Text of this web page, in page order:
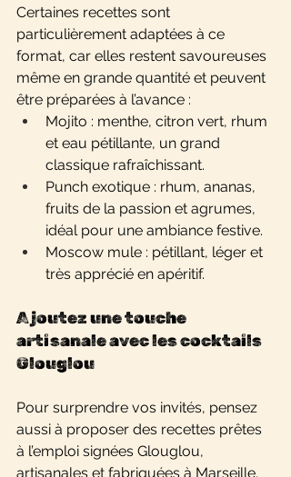
Certaines recettes sont
particulièrement adaptées à ce
format, car elles restent savoureuses
même en grande quantité et peuvent
être préparées à l’avance :
Mojito : menthe, citron vert, rhum
et eau pétillante, un grand
classique rafraîchissant.
Punch exotique : rhum, ananas,
fruits de la passion et agrumes,
idéal pour une ambiance festive.
Moscow mule : pétillant, léger et
très apprécié en apéritif.
Ajoutez une touche
artisanale avec les cocktails
Glouglou
Pour surprendre vos invités, pensez
aussi à proposer des recettes prêtes
à l’emploi signées Glouglou,
artisanales et fabriquées à Marseille.